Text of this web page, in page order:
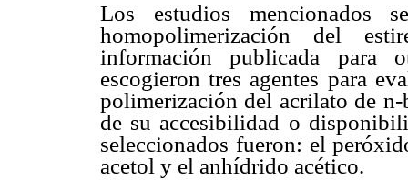
Los estudios mencionados
homopolimerización del
información publicada para
escogieron tres agentes para
polimerización del acrilato de
de su accesibilidad o
seleccionados fueron: el
acetol y el anhídrido acético.